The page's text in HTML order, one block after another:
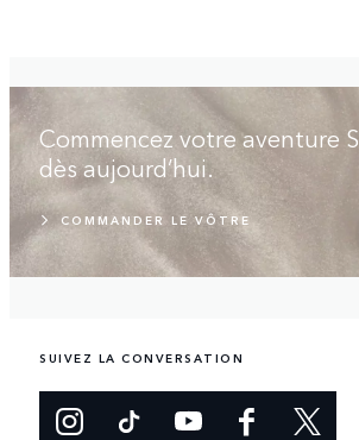
Commencez votre aventure
dès aujourd’hui.
COMMANDER LE VÔTRE
SUIVEZ LA CONVERSATION